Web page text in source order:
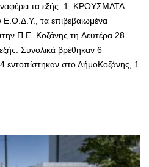
τα εξής: 1. ΚΡΟΥΣΜΑΤΑ
Ε.Ο.Δ.Υ., τα επιβεβαιωμένα
Π.Ε. Κοζάνης τη Δευτέρα 28
Συνολικά βρέθηκαν 6
εντοπίστηκαν στο ΔήμοΚοζάνης, 1